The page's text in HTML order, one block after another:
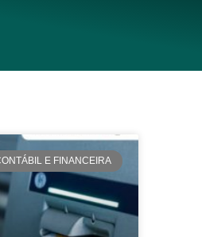
E FINANCEIRA